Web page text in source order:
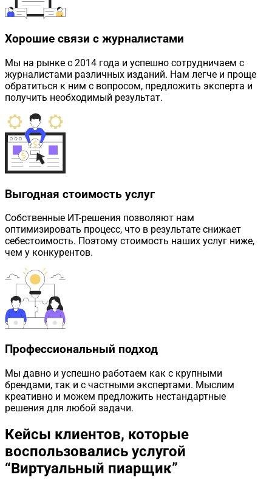
Хорошие связи с журналистами
Мы на рынке с 2014 года и успешно сотрудничаем с
журналистами различных изданий. Нам легче и проще
обратиться к ним с вопросом, предложить эксперта и
получить необходимый результат.
Выгодная стоимость услуг
Собственные ИТ-решения позволяют нам
оптимизировать процесс, что в результате снижает
себестоимость. Поэтому стоимость наших услуг ниже,
чем у конкурентов.
Профессиональный подход
Мы давно и успешно работаем как с крупными
брендами, так и с частными экспертами. Мыслим
креативно и можем предложить нестандартные
решения для любой задачи.
Кейсы клиентов, которые
воспользовались услугой
“Виртуальный пиарщик”